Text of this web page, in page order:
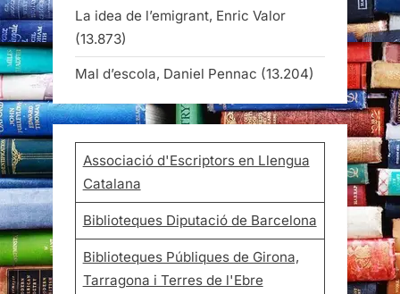
La idea de l’emigrant, Enric Valor
(13.873)
Mal d’escola, Daniel Pennac (13.204)
Associació d'Escriptors en Llengua
Catalana
Biblioteques Diputació de Barcelona
Biblioteques Públiques de Girona,
Tarragona i Terres de l'Ebre